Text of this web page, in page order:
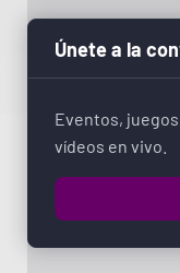
Únete a la
Eventos,
vídeos en vivo.